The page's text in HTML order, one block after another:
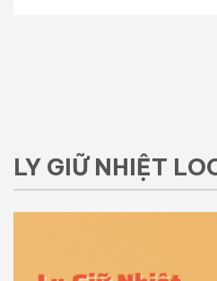
LY GIỮ NHIỆT